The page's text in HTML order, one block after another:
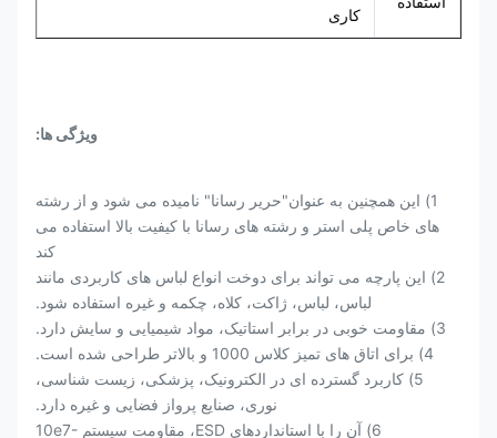
کاری
ویژگی ها:
1) این همچنین به عنوان"حریر رسانا" نامیده می شود و از رشته
های خاص پلی استر و رشته های رسانا با کیفیت بالا استفاده می
کند
2) این پارچه می تواند برای دوخت انواع لباس های کاربردی مانند
لباس، لباس، ژاکت، کلاه، چکمه و غیره استفاده شود.
3) مقاومت خوبی در برابر استاتیک، مواد شیمیایی و سایش دارد.
4) برای اتاق های تمیز کلاس 1000 و بالاتر طراحی شده است.
5) کاربرد گسترده ای در الکترونیک، پزشکی، زیست شناسی،
نوری، صنایع پرواز فضایی و غیره دارد.
6) آن را با استانداردهای ESD، مقاومت سیستم 10e7-